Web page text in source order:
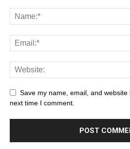
Save my name, email, and
next time I comment.